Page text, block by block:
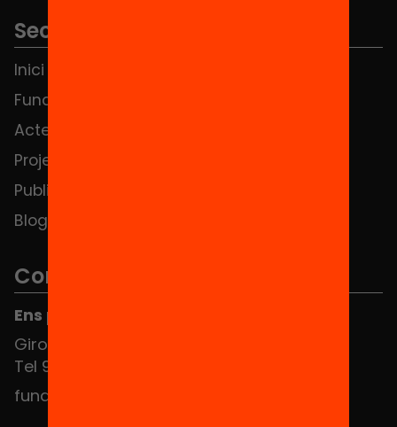
Seccions
Inici
Fundació
Actes
Projectes
Publicacions i vídeos
Blog
Contacte
Ens pots trobar al Hub Social
Girona 34, interior 08010 Barcelona
Tel 934 588 700
fundacio@equitat.org